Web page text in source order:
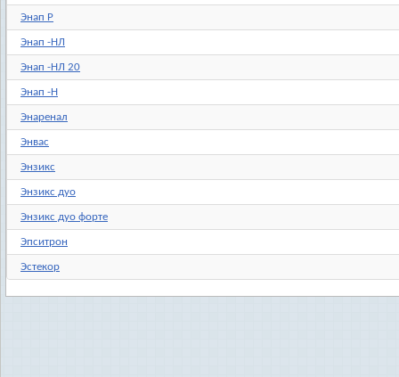
Энап Р
Энап -HЛ
Энап -HЛ 20
Энап -Н
Энаренал
Энвас
Энзикс
Энзикс дуо
Энзикс дуо форте
Эпситрон
Эстекор